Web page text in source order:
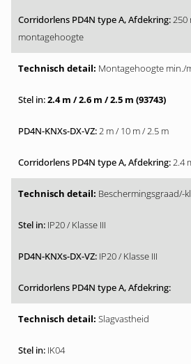
250
montagehoogte
Montagehoogte min./
2.4 m / 2.6 m / 2.5 m (93743)
2 m / 10 m / 2.5 m
2.4
Beschermingsgraad/-
IP20 / Klasse III
IP20 / Klasse III
Slagvastheid
IK04